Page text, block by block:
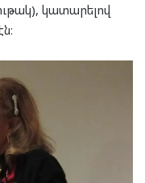
կատարելով